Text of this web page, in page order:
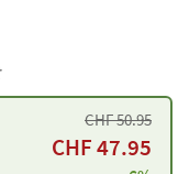
CHF50.95
CHF47.95